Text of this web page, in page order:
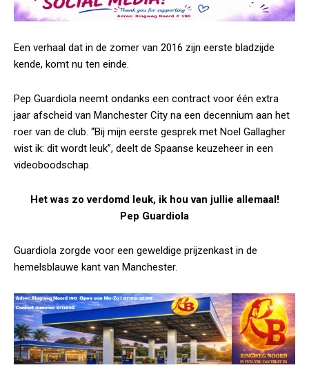
Een verhaal dat in de zomer van 2016 zijn eerste bladzijde
kende, komt nu ten einde.
Pep Guardiola neemt ondanks een contract voor één extra
jaar afscheid van Manchester City na een decennium aan het
roer van de club. “Bij mijn eerste gesprek met Noel Gallagher
wist ik: dit wordt leuk”, deelt de Spaanse keuzeheer in een
videoboodschap.
Het was zo verdomd leuk, ik hou van jullie allemaal!
Pep Guardiola
Guardiola zorgde voor een geweldige prijzenkast in de
hemelsblauwe kant van Manchester.